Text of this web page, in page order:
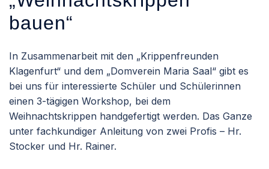
bauen“
In Zusammenarbeit mit den „Krippenfreunden
Klagenfurt“ und dem „Domverein Maria Saal“ gibt es
bei uns für interessierte Schüler und Schülerinnen
einen 3-tägigen Workshop, bei dem
Weihnachtskrippen handgefertigt werden. Das Ganze
unter fachkundiger Anleitung von zwei Profis – Hr.
Stocker und Hr. Rainer.